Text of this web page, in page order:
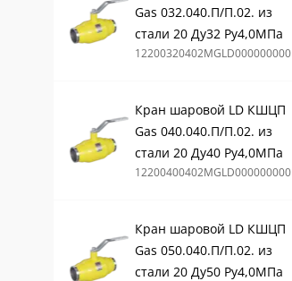
Gas 032.040.П/П.02. из
стали 20 Ду32 Ру4,0МПа
12200320402MGLD000000000
Кран шаровой LD КШЦП
Gas 040.040.П/П.02. из
стали 20 Ду40 Ру4,0МПа
12200400402MGLD000000000
Кран шаровой LD КШЦП
Gas 050.040.П/П.02. из
стали 20 Ду50 Ру4,0МПа